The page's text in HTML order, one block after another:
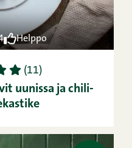
Helppo
5 (11)
uunissa ja chili-